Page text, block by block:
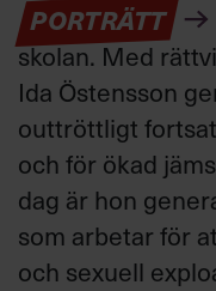
PORTRÄTT
skolan. Med
Ida Östensson
outtröttligt
och för ökad
dag är hon
som arbetar för
och sexuell